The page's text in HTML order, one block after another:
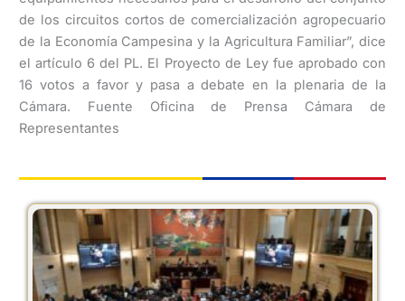
de los circuitos cortos de comercialización agropecuario
de la Economía Campesina y la Agricultura Familiar”, dice
el artículo 6 del PL. El Proyecto de Ley fue aprobado con
16 votos a favor y pasa a debate en la plenaria de la
Cámara. Fuente Oficina de Prensa Cámara de
Representantes